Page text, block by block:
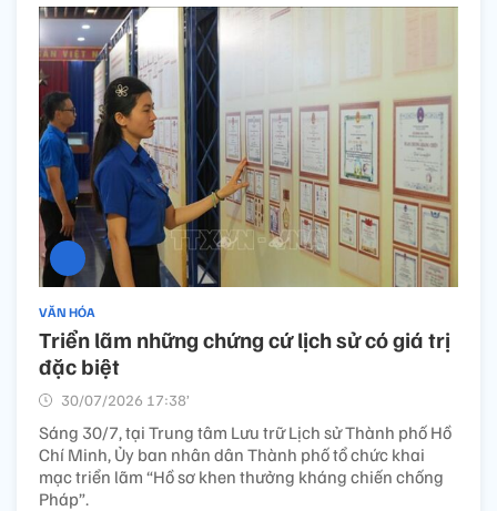
VĂN HÓA
Triển lãm những chứng cứ lịch sử có giá trị
đặc biệt
30/07/2026 17:38’
Sáng 30/7, tại Trung tâm Lưu trữ Lịch sử Thành phố Hồ
Chí Minh, Ủy ban nhân dân Thành phố tổ chức khai
mạc triển lãm “Hồ sơ khen thưởng kháng chiến chống
Pháp”.